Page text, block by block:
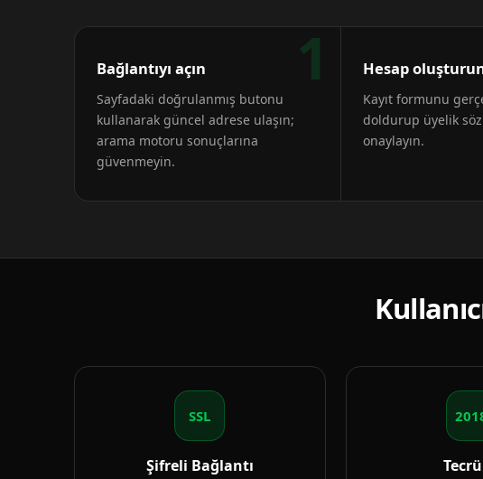
1
Bağlantıyı açın
Sayfadaki doğrulanmış butonu
kullanarak güncel adrese ulaşın;
arama motoru sonuçlarına
güvenmeyin.
Hesap
Kayıt formunu
doldurup üyelik
onaylayın.
SSL
Şifreli Bağlantı